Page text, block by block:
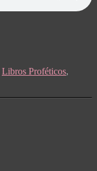
Libros Proféticos,